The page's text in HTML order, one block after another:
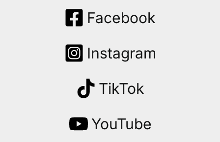
Facebook
Instagram
TikTok
YouTube